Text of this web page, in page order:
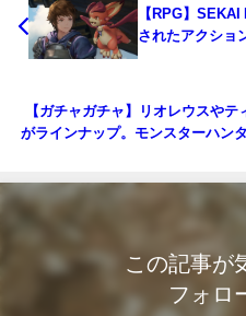
【RPG】
されたアクショ
【ガチャガチャ】リオレウスやテ
がラインナップ。モンスターハン
この記事が
フォロ